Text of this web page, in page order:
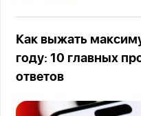
Как выжать
году: 10 главных
ответов